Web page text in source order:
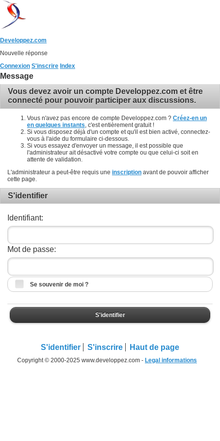
Developpez.com
Nouvelle réponse
Connexion S'inscrire Index
Message
Vous devez avoir un compte Developpez.com et être
connecté pour pouvoir participer aux discussions.
Vous n'avez pas encore de compte Developpez.com ? Créez-en un
en quelques instants , c'est entièrement gratuit !
Si vous disposez déjà d'un compte et qu'il est bien activé, connectez-
vous à l'aide du formulaire ci-dessous.
Si vous essayez d'envoyer un message, il est possible que
l'administrateur ait désactivé votre compte ou que celui-ci soit en
attente de validation.
L'administrateur a peut-être requis une inscription avant de pouvoir afficher
cette page.
S'identifier
Identifiant:
Mot de passe:
Se souvenir de moi ?
S'identifier
S'identifier S'inscrire Haut de page
Copyright © 2000-2025 www.developpez.com - Legal informations